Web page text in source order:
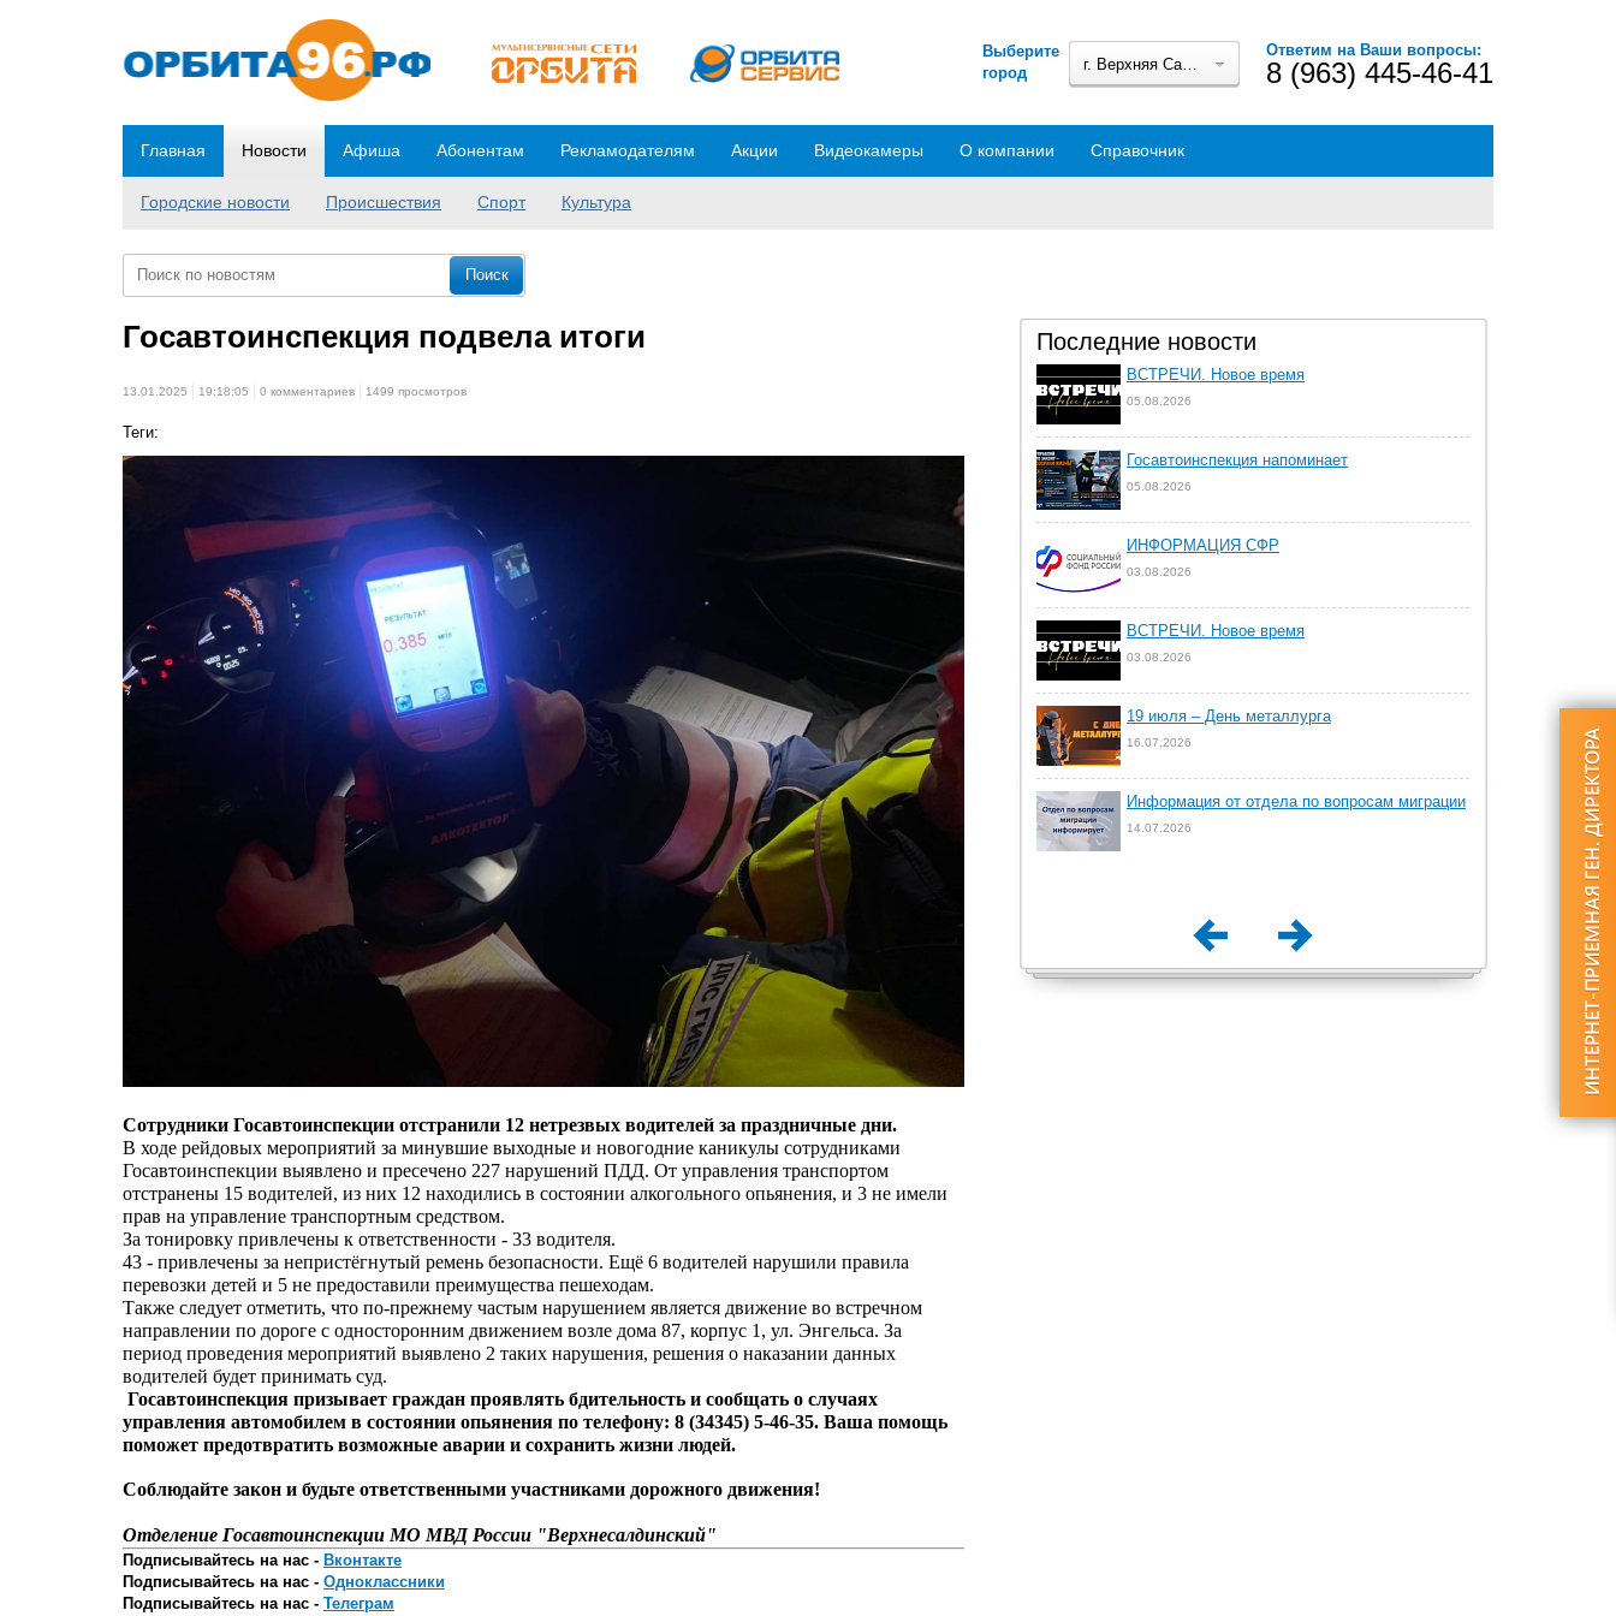
Выберите
город
г. Верхняя Салда
Ответим на Ваши вопросы:
8 (963) 445-46-41
Главная Новости
Городские новости Происшествия Спорт Культура
Афиша Абонентам Рекламодателям Акции Видеокамеры О компании Справочник
Госавтоинспекция подвела итоги
13.01.2025 19:18:05 0 комментариев 1499 просмотров
Теги:
Сотрудники Госавтоинспекции отстранили 12 нетрезвых водителей за праздничные дни.
В ходе рейдовых мероприятий за минувшие выходные и новогодние каникулы сотрудниками
Госавтоинспекции выявлено и пресечено 227 нарушений ПДД. От управления транспортом
отстранены 15 водителей, из них 12 находились в состоянии алкогольного опьянения, и 3 не имели
прав на управление транспортным средством.
За тонировку привлечены к ответственности - 33 водителя.
43 - привлечены за непристёгнутый ремень безопасности. Ещё 6 водителей нарушили правила
перевозки детей и 5 не предоставили преимущества пешеходам.
Также следует отметить, что по-прежнему частым нарушением является движение во встречном
направлении по дороге с односторонним движением возле дома 87, корпус 1, ул. Энгельса. За
период проведения мероприятий выявлено 2 таких нарушения, решения о наказании данных
водителей будет принимать суд.
Госавтоинспекция призывает граждан проявлять бдительность и сообщать о случаях
управления автомобилем в состоянии опьянения по телефону: 8 (34345) 5-46-35. Ваша помощь
поможет предотвратить возможные аварии и сохранить жизни людей.
Соблюдайте закон и будьте ответственными участниками дорожного движения!
Отделение Госавтоинспекции МО МВД России "Верхнесалдинский"
Подписывайтесь на нас - Вконтакте
Подписывайтесь на нас - Одноклассники
Подписывайтесь на нас - Телеграм
Последние новости
ВСТРЕЧИ. Новое время
05.08.2026
Госавтоинспекция напоминает
05.08.2026
ИНФОРМАЦИЯ СФР
03.08.2026
ВСТРЕЧИ. Новое время
03.08.2026
19 июля – День металлурга
16.07.2026
Информация от отдела по вопросам миграции
14.07.2026